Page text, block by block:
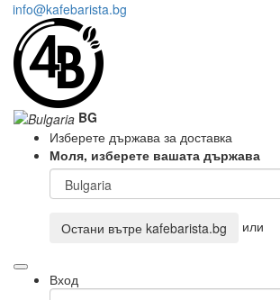
info@kafebarista.bg
BG
Изберете държава за доставка
Моля, изберете вашата държава
Остани вътре kafebarista.bg или
Вход